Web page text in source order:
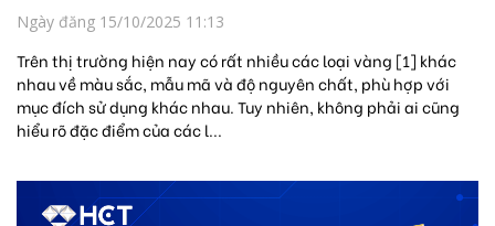
Ngày đăng 15/10/2025 11:13
Trên thị trường hiện nay có rất nhiều các loại vàng [1] khác
nhau về màu sắc, mẫu mã và độ nguyên chất, phù hợp với
mục đích sử dụng khác nhau. Tuy nhiên, không phải ai cũng
hiểu rõ đặc điểm của các l...